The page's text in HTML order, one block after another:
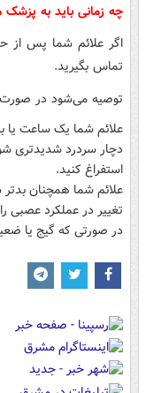
چه زمانی باید به پزشک
اگر علائم شما پس از
تماس بگیرید.
توصیه می‌شود در صورت
علائم شما یک ساعت یا
دچار سردرد شدیدتری
استفراغ کنید.
علائم شما همچنان
تغییر در عملکرد عصبی
در صورتی که گیج یا